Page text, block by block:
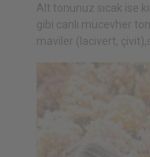
Alt tonunuz sıcak ise
gibi canlı mücevher
maviler (lacivert,